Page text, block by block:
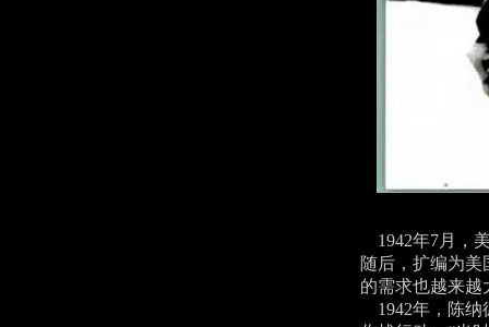
1942年7月，
随后，扩编为美
的需求也越来越
1942年，陈纳